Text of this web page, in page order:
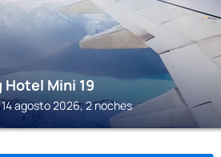
Hotel Mini 19
agosto 2026, 2 noches